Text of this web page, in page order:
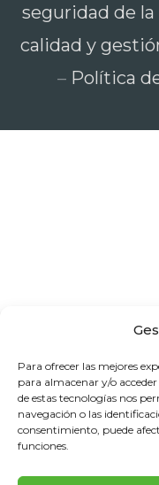
Para ofrecer las mejores
para almacenar y/o
de estas tecnologías nos
navegación o las
consentimiento, puede
funciones.
seguridad de
calidad y
– Política